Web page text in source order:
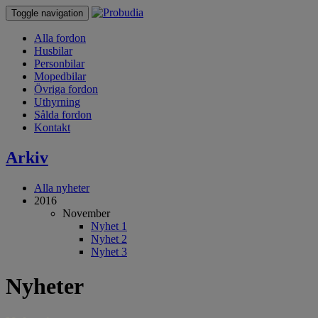
Toggle navigation
Alla fordon
Husbilar
Personbilar
Mopedbilar
Övriga fordon
Uthyrning
Sålda fordon
Kontakt
Arkiv
Alla nyheter
2016
November
Nyhet 1
Nyhet 2
Nyhet 3
Nyheter